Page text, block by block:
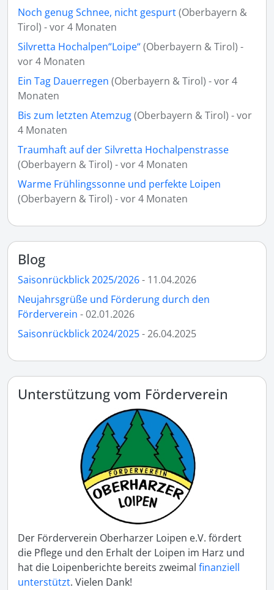
Noch genug Schnee, nicht gespurt(Oberbayern &
Tirol) - vor 4 Monaten
Silvretta Hochalpen“Loipe“(Oberbayern & Tirol) -
vor 4 Monaten
Ein Tag Dauerregen (Oberbayern & Tirol) - vor 4
Monaten
Bis zum letzten Atemzug(Oberbayern & Tirol) - vor
4 Monaten
Traumhaft auf der Silvretta Hochalpenstrasse
(Oberbayern & Tirol) - vor 4 Monaten
Warme Frühlingssonne und perfekte Loipen
(Oberbayern & Tirol) - vor 4 Monaten
Blog
Saisonrückblick 2025/2026- 11.04.2026
Neujahrsgrüße und Förderung durch den
Förderverein - 02.01.2026
Saisonrückblick 2024/2025- 26.04.2025
Unterstützung vom Förderverein
Der Förderverein Oberharzer Loipen e.V. fördert
die Pflege und den Erhalt der Loipen im Harz und
hat die Loipenberichte bereits zweimal finanziell
unterstützt. Vielen Dank!